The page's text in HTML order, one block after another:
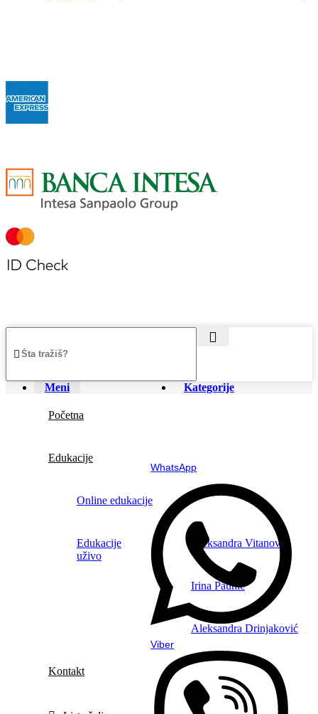
Meni Kategorije
Početna
Edukacije
Online edukacije
Edukacije
uživo
Aleksandra Vitanov
Irina Paunić
Aleksandra Drinjaković
Kontakt
WhatsApp
Viber